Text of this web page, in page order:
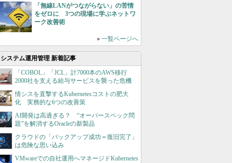
「無線LANがつながらない」の苦情
をゼロに 3つの現場に学ぶネットワ
ーク改善術
» 一覧ページへ
システム運用管理 新着記事
「COBOL」「JCL」計7000本のAWS移行
2000社を支える給与サービスを襲った危機
情シスを直撃するKubernetesコストの肥大
化 実務的な6つの改善策
AI開発は高過ぎる？ “オーバースペック問
題”を解消するOracleの新製品
クラウドの「バックアップ成功＝復旧完了」
は危険な思い込み
VMwareでの自社運用へマネージドKubernetes